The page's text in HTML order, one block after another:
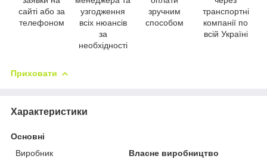
сайті або за
телефоном
узгодження
всіх нюансів
за
необхідності
зручним
способом
транспортні
компанії по
всій Україні
Приховати
Характеристики
Основні
Виробник
Власне виробництво